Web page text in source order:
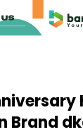
Brand